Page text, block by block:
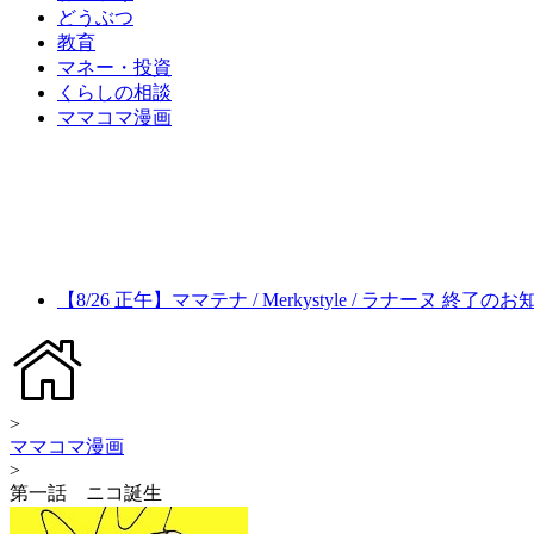
どうぶつ
教育
マネー・投資
くらしの相談
ママコマ漫画
【8/26 正午】ママテナ / Merkystyle / ラナーヌ 終了のお
>
ママコマ漫画
>
第一話 ニコ誕生